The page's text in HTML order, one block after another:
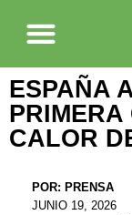
ESPAÑA
CALOR
POR: PRENSA
JUNIO 19, 2026